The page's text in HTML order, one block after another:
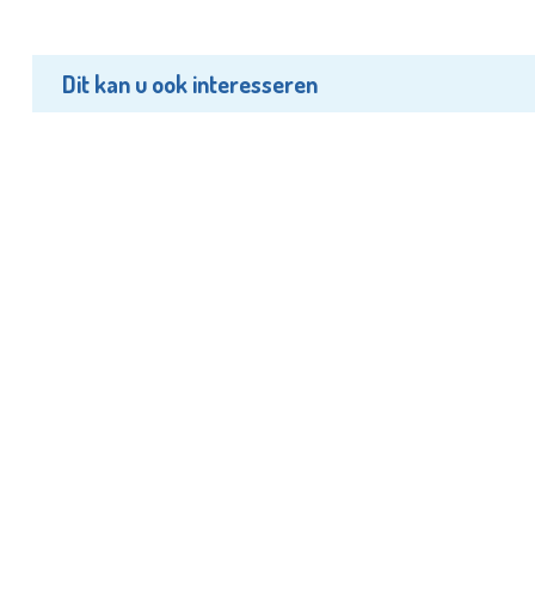
Dit kan u ook interesseren